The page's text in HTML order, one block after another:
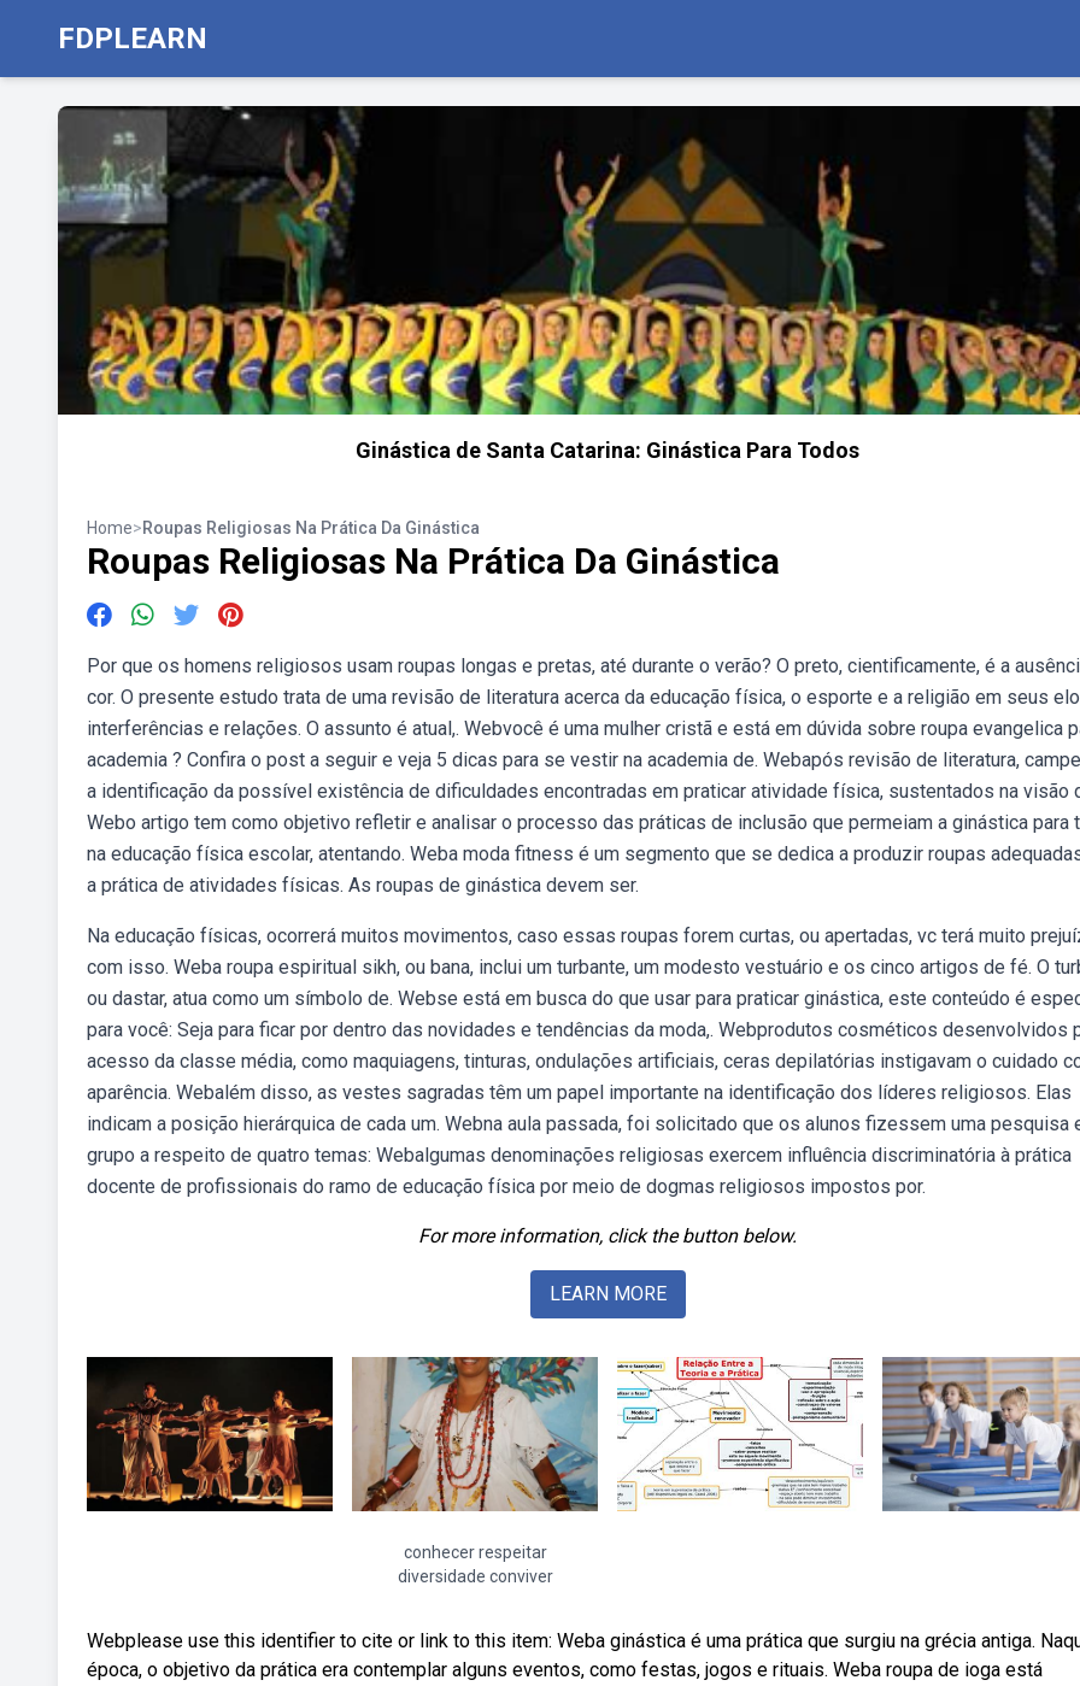
FDPLEARN
Ginástica de Santa Catarina: Ginástica Para Todos
Home>Roupas Religiosas Na Prática Da Ginástica
Roupas Religiosas Na Prática Da Ginástica
Por que os homens religiosos usam roupas longas e pretas, até durante o verão? O preto, cientificamente, é a
cor. O presente estudo trata de uma revisão de literatura acerca da educação física, o esporte e a religião em seus
interferências e relações. O assunto é atual,. Webvocê é uma mulher cristã e está em dúvida sobre roupa evangelica
academia ? Confira o post a seguir e veja 5 dicas para se vestir na academia de. Webapós revisão de literatura,
a identificação da possível existência de dificuldades encontradas em praticar atividade física, sustentados na visão
Webo artigo tem como objetivo refletir e analisar o processo das práticas de inclusão que permeiam a ginástica para
na educação fí­sica escolar, atentando. Weba moda fitness é um segmento que se dedica a produzir roupas
a prática de atividades físicas. As roupas de ginástica devem ser.
Na educação físicas, ocorrerá muitos movimentos, caso essas roupas forem curtas, ou apertadas, vc terá muito
com isso. Weba roupa espiritual sikh, ou bana, inclui um turbante, um modesto vestuário e os cinco artigos de fé. O
ou dastar, atua como um símbolo de. Webse está em busca do que usar para praticar ginástica, este conteúdo é
para você: Seja para ficar por dentro das novidades e tendências da moda,. Webprodutos cosméticos desenvolvidos
acesso da classe média, como maquiagens, tinturas, ondulações artificiais, ceras depilatórias instigavam o cuidado
aparência. Webalém disso, as vestes sagradas têm um papel importante na identificação dos líderes religiosos. Elas
indicam a posição hierárquica de cada um. Webna aula passada, foi solicitado que os alunos fizessem uma pesquisa
grupo a respeito de quatro temas: Webalgumas denominações religiosas exercem influência discriminatória à prática
docente de profissionais do ramo de educação física por meio de dogmas religiosos impostos por.
For more information, click the button below.
LEARN MORE
conhecer respeitar
diversidade conviver
Webplease use this identifier to cite or link to this item: Weba ginástica é uma prática que surgiu na grécia antiga.
época, o objetivo da prática era contemplar alguns eventos, como festas, jogos e rituais. Weba roupa de ioga está